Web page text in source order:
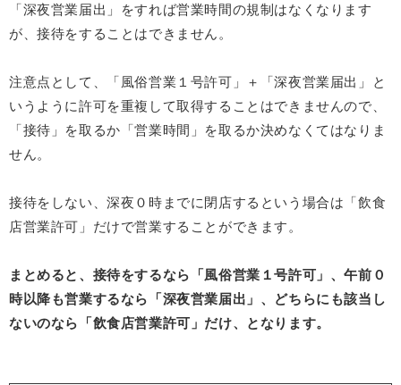
「深夜営業届出」をすれば営業時間の規制はなくなります
が、接待をすることはできません。
注意点として、「風俗営業１号許可」＋「深夜営業届出」と
いうように許可を重複して取得することはできませんので、
「接待」を取るか「営業時間」を取るか決めなくてはなりま
せん。
接待をしない、深夜０時までに閉店するという場合は「飲食
店営業許可」だけで営業することができます。
まとめると、接待をするなら「風俗営業１号許可」、午前０
時以降も営業するなら「深夜営業届出」、どちらにも該当し
ないのなら「飲食店営業許可」だけ、となります。